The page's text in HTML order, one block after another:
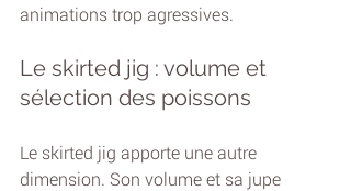
animations trop agressives.
Le skirted jig : volume et
sélection des poissons
Le skirted jig apporte une autre
dimension. Son volume et sa jupe